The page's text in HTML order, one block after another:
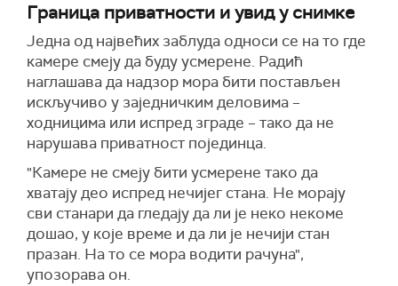
Граница приватности и увид у снимке
Једна од највећих заблуда односи се на то где
камере смеју да буду усмерене. Радић
наглашава да надзор мора бити постављен
искључиво у заједничким деловима –
ходницима или испред зграде – тако да не
нарушава приватност појединца.
"Камере не смеју бити усмерене тако да
хватају део испред нечијег стана. Не морају
сви станари да гледају да ли је неко некоме
дошао, у које време и да ли је нечији стан
празан. На то се мора водити рачуна",
упозорава он.